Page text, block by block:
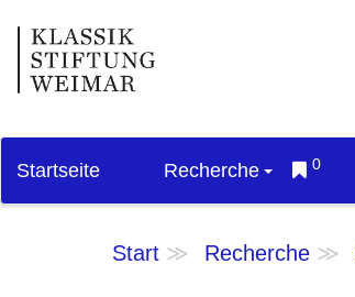
Startseite Recherche 0
Start Recherche